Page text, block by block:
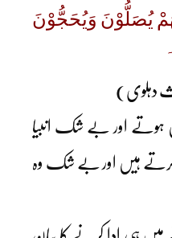
یُصَلُّوْنَ وَیُحَجُّوْنَ
دہلوی)
ہوتے اور بے شک انبیا
کرتے ہیں اور بے شک وہ
میں ہی ادا کرنے کا بیان